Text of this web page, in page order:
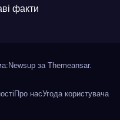
факти
за Themeansar.
Про насУгода користувача